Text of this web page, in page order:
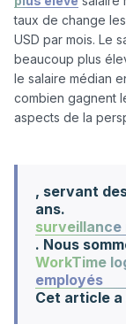
taux de change
USD par mois. Le
beaucoup plus
le salaire médian
combien gagnent
aspects de la
Cet article
WorkTime
employés
. Nous
surveillance
, servant
ans.